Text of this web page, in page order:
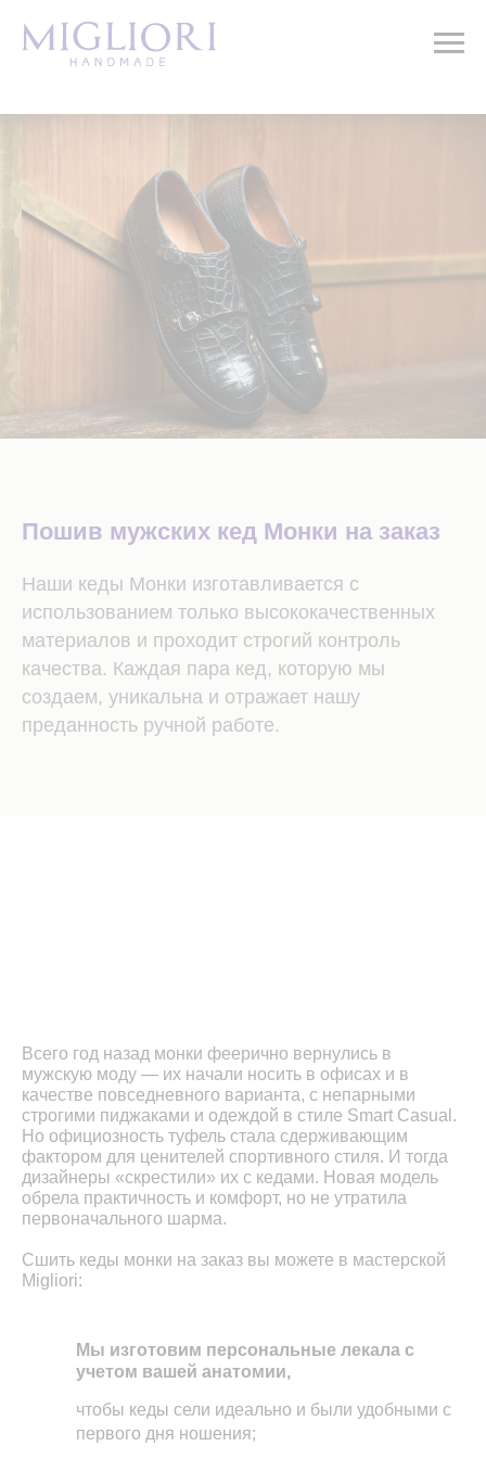
Пошив мужских кед Монки на заказ
Наши кеды Монки изготавливается с
использованием только высококачественных
материалов и проходит строгий контроль
качества. Каждая пара кед, которую мы
создаем, уникальна и отражает нашу
преданность ручной работе.
Всего год назад монки феерично вернулись в
мужскую моду — их начали носить в офисах и в
качестве повседневного варианта, с непарными
строгими пиджаками и одеждой в стиле Smart Casual.
Но официозность туфель стала сдерживающим
фактором для ценителей спортивного стиля. И тогда
дизайнеры «скрестили» их с кедами. Новая модель
обрела практичность и комфорт, но не утратила
первоначального шарма.
Сшить кеды монки на заказ вы можете в мастерской
Migliori:
Мы изготовим персональные лекала с
учетом вашей анатомии,
чтобы кеды сели идеально и были удобными с
первого дня ношения;